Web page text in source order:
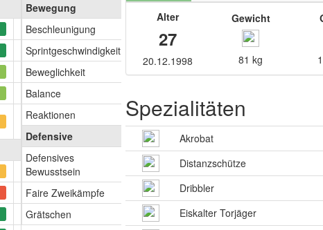
Bewegung
Beschleunigung
Sprintgeschwindigkeit
Beweglichkeit
93
Balance
Reaktionen
91
Defensive
Defensives
Bewusstsein
26
Faire Zweikämpfe
34
Grätschen
32
Alter
27
20.12.1998
Gewicht
81 kg
Spezialitäten
Akrobat
Distanzschütze
Dribbler
Eiskalter Torjäger